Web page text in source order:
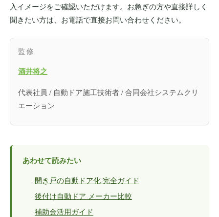
入イメージをご確認いただけます。お急ぎの方や直接詳しく
聞きたい方は、お電話で直接お問い合わせください。
監修
酒井将之
代表社員 / 自動ドア施工技術者 / 合同会社システムクリ
エーション
あわせて読みたい
開き戸の自動ドア化 完全ガイド
後付け自動ドア メーカー比較
補助金活用ガイド